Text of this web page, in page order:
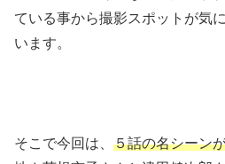
ている事から撮影スポットが気
います。
そこで今回は、 ５話の名シーン